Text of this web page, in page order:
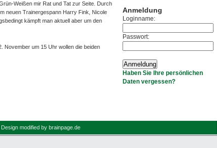
Weißen mir Rat und Tat zur Seite. Durch
neuen Trainergespann Harry Fink, Nicole
kämpft man aktuell aber um den
November um 15 Uhr wollen die beiden
Anmeldung
Loginname:
Passwort:
Haben Sie Ihre persönlichen
Daten vergessen?
modified by brainpage.de